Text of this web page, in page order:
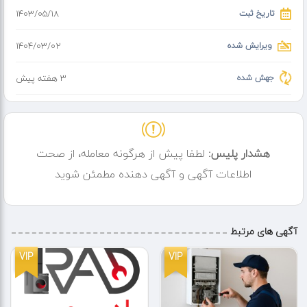
(( به شرط دیگه بند نشدن ))
بازکردن لوله ها با دستگاه های خودکار ونیمه اتوماتیک
جمعه هاتعطیل نیستیم
استفاده از ماسک یکبار مصرف
استفاده از دستکش هنگام انجام کار
ضدعفونی وسایل مربوطه
کیفیت کار خوب راامتحان کنید
تاریخ ثبت ۱۴۰۳/۰۵/۱۸
ویرایش شده ۱۴۰۴/۰۳/۰۲
جهش شده 3 هفته پیش
هشدار پلیس: لطفا پیش از هرگونه معامله، از صحت
اطلاعات آگهی و آگهی دهنده مطمئن شوید
آگهی های مرتبط
VIP
VIP